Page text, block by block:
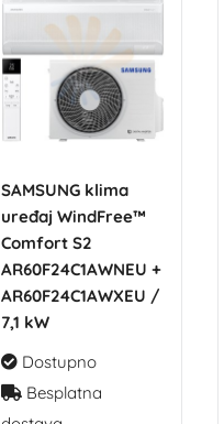
SAMSUNG klima
uređaj WindFree™
Comfort S2
AR60F24C1AWNEU +
AR60F24C1AWXEU /
7,1 kW
Dostupno
Besplatna